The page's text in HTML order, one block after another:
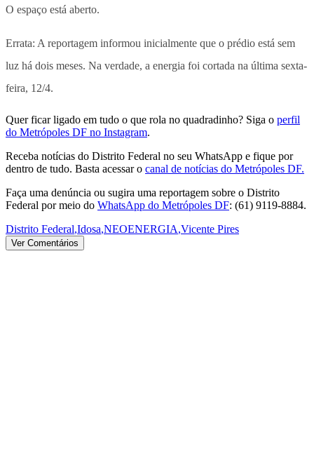
O espaço está aberto.
Errata: A reportagem informou inicialmente que o prédio está sem
luz há dois meses. Na verdade, a energia foi cortada na última sexta-
feira, 12/4.
Quer ficar ligado em tudo o que rola no quadradinho? Siga o perfil
do Metrópoles DF no Instagram.
Receba notícias do Distrito Federal no seu WhatsApp e fique por
dentro de tudo. Basta acessar o canal de notícias do Metrópoles DF.
Faça uma denúncia ou sugira uma reportagem sobre o Distrito
Federal por meio do WhatsApp do Metrópoles DF: (61) 9119-8884.
Distrito Federal,Idosa,NEOENERGIA,Vicente Pires
Ver Comentários